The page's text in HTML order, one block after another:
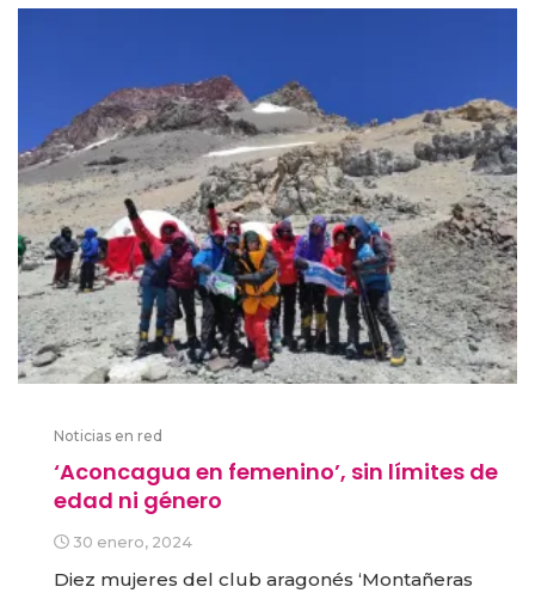
Noticias en red
‘Aconcagua en femenino’, sin límites de
edad ni género
30 enero, 2024
Diez mujeres del club aragonés ‘Montañeras